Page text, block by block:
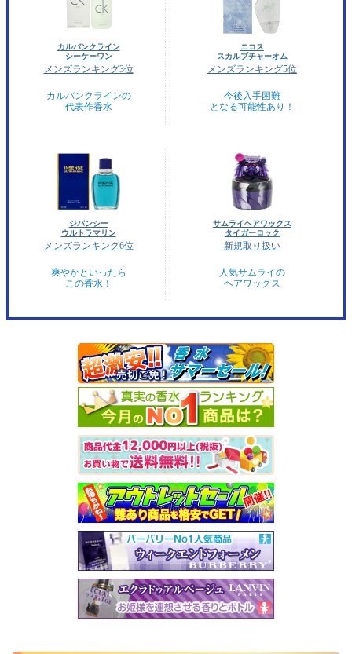
カルバンクライン
シーケーワン
メンズランキング3位
カルバンクラインの
代表作香水
ニコス
スカルプチャーオム
メンズランキング5位
今後入手困難
となる可能性あり！
ジバンシー
ウルトラマリン
メンズランキング6位
爽やかといったら
この香水！
サムライヘアワックス
タイガーロック
新規取り扱い
人気サムライの
ヘアワックス